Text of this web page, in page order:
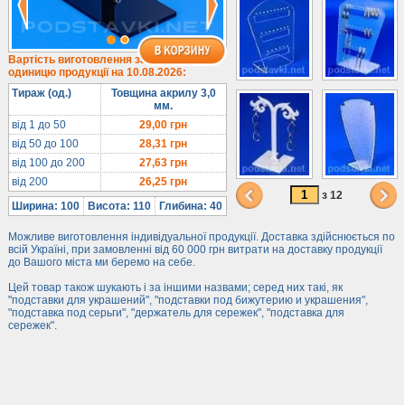
Під браслети
Під кільця
Прозорі
Матові
Гірки та подіуми
Під косметику
Під солодке
Для хот-догів
Лототрони
Ящики з акрилу
Цінники
Засоби захисту
Інформ. стенди
Підлогові стійки
Вартість виготовлення за
одиницю продукції на 10.08.2026:
Тираж (од.)
Товщина акрилу 3,0
мм.
від 1 до 50
29,00 грн
від 50 до 100
28,31 грн
від 100 до 200
27,63 грн
від 200
26,25 грн
Ширина: 100
Висота: 110 Глибина: 40
Можливе виготовлення індивідуальної продукції. Доставка здійснюється по
всій Україні, при замовленні від 60 000 грн витрати на доставку продукції
до Вашого міста ми беремо на себе.
Цей товар також шукають і за іншими назвами; серед них такі, як
"подставки для украшений", "подставки под бижутерию и украшения",
"подставка под серьги", "держатель для сережек", "подставка для
сережек".
з 12